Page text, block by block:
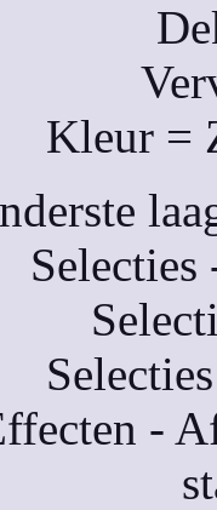
Kleur =
Selecties
-